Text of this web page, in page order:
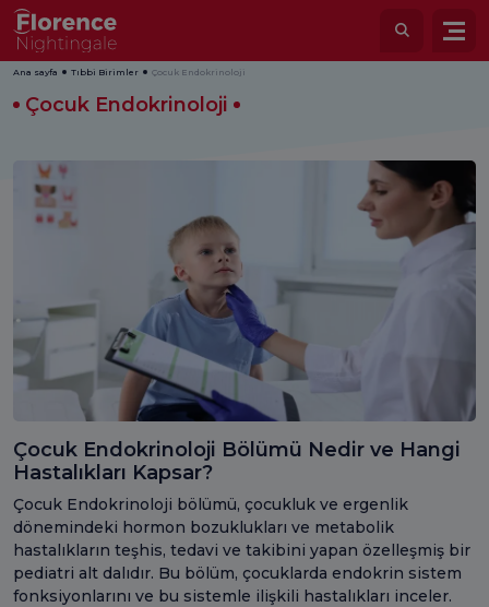
Ana sayfa Tıbbi Birimler Çocuk Endokrinoloji
Çocuk Endokrinoloji
Çocuk Endokrinoloji Bölümü Nedir ve Hangi
Hastalıkları Kapsar?
Çocuk Endokrinoloji bölümü, çocukluk ve ergenlik
dönemindeki hormon bozuklukları ve metabolik
hastalıkların teşhis, tedavi ve takibini yapan özelleşmiş bir
pediatri alt dalıdır. Bu bölüm, çocuklarda endokrin sistem
fonksiyonlarını ve bu sistemle ilişkili hastalıkları inceler.